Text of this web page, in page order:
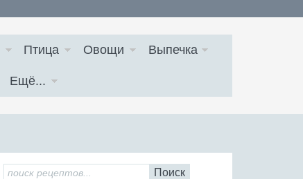
Птица Овощи Выпечка
Ещё...
Поиск